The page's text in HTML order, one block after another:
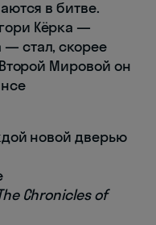
в битве.
Кёрка —
стал, скорее
Мировой он
новой дверью
Chronicles of